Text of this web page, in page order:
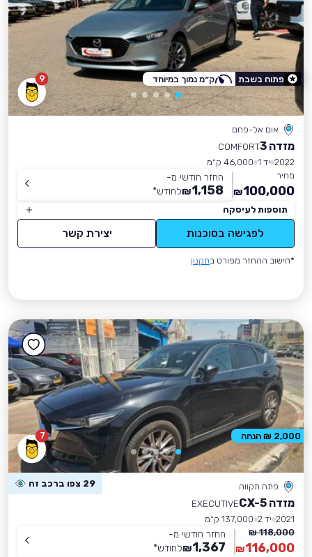
9
אום אל-פחם
מזדה 3
COMFORT
2022 יד 1
46,000 ק״מ
מחיר
100,000
₪
החזר חודשי מ-
1,158
₪לחודש*
תוספות לעיסקה
לפגישה בסוכנות יצירת קשר
*חישוב ההחזר מפורט בתקנון
פתוח בשבת ק״מ נמוך במיוחד
7
פתח תקווה 29 צפו ברכב זה
מזדה CX-5
EXECUTIVE
2021 יד 2
137,000 ק״מ
118,000 ₪
116,000
₪
החזר חודשי מ-
1,367
₪לחודש*
2,000 ₪ הנחה